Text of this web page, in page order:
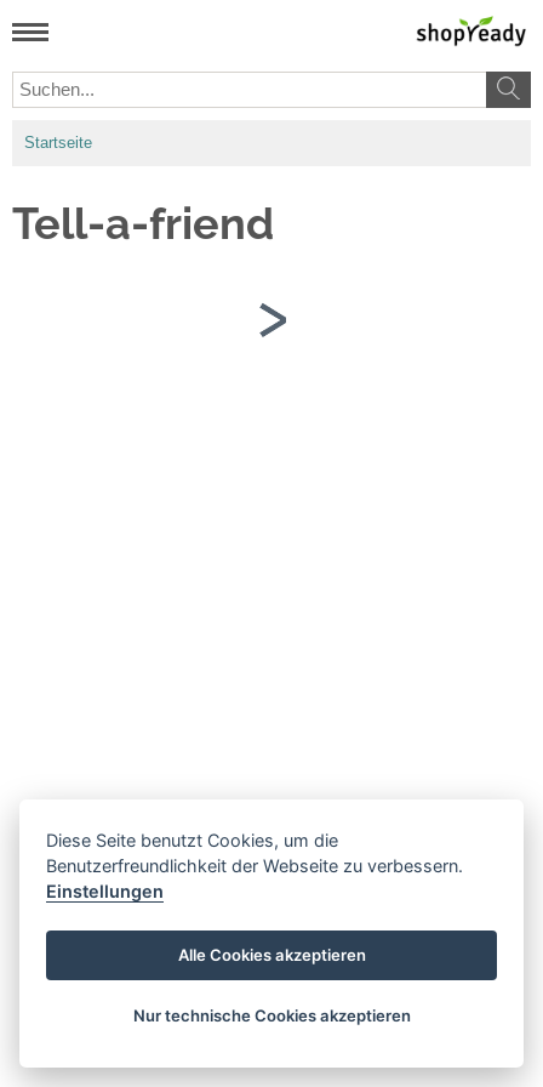
Startseite
Tell-a-friend
Diese Seite benutzt Cookies, um die
Benutzerfreundlichkeit der Webseite zu verbessern.
Einstellungen
Alle Cookies akzeptieren
Nur technische Cookies akzeptieren